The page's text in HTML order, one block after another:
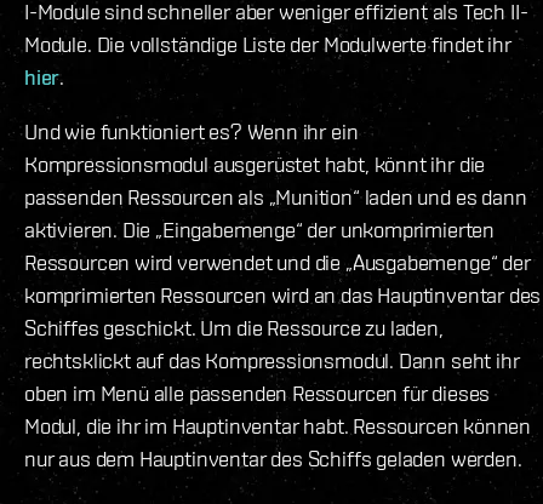
I-Module sind schneller aber weniger effizient als Tech II-
Module. Die vollständige Liste der Modulwerte findet ihr
hier.
Und wie funktioniert es? Wenn ihr ein
Kompressionsmodul ausgerüstet habt, könnt ihr die
passenden Ressourcen als „Munition“ laden und es dann
aktivieren. Die „Eingabemenge“ der unkomprimierten
Ressourcen wird verwendet und die „Ausgabemenge“ der
komprimierten Ressourcen wird an das Hauptinventar des
Schiffes geschickt. Um die Ressource zu laden,
rechtsklickt auf das Kompressionsmodul. Dann seht ihr
oben im Menü alle passenden Ressourcen für dieses
Modul, die ihr im Hauptinventar habt. Ressourcen können
nur aus dem Hauptinventar des Schiffs geladen werden.